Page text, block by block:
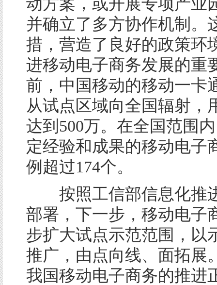
动方案，或开展专项产业
并确立了多方协作机制。
措，营造了良好的政策环
进移动电子商务发展的重
前，中国移动的移动一卡
从试点区域向全国辐射，
达到500万。在全国范围
定经验和成果的移动电子
例超过174个。
按照工信部信息化推
部署，下一步，移动电子
步扩大试点示范范围，以
推广，由点向线、面拓展
我国移动电子商务的推进